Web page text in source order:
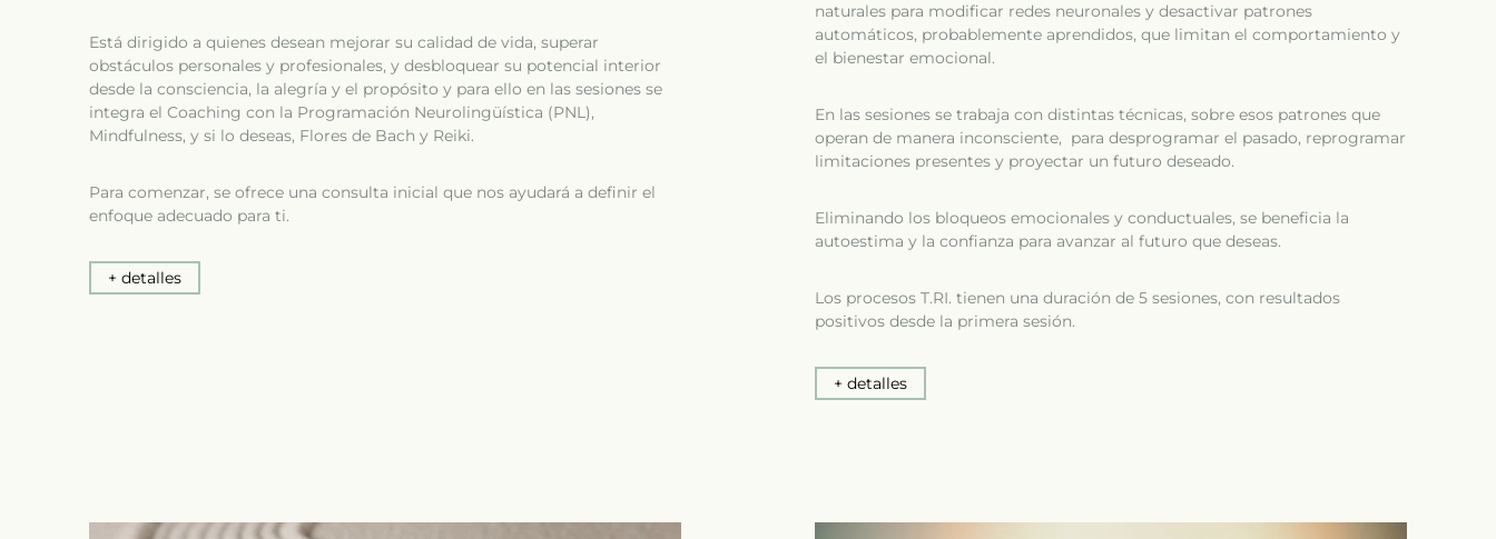
Está dirigido a quienes desean mejorar su calidad de vida, superar
obstáculos personales y profesionales, y desbloquear su potencial interior
desde la consciencia, la alegría y el propósito y para ello en las sesiones se
integra el Coaching con la Programación Neurolingüística (PNL),
Mindfulness, y si lo deseas, Flores de Bach y Reiki.
Para comenzar, se ofrece una consulta inicial que nos ayudará a definir el
enfoque adecuado para ti.
+ detalles
naturales para modificar redes neuronales y desactivar patrones
automáticos, probablemente aprendidos, que limitan el comportamiento y
el bienestar emocional.
En las sesiones se trabaja con distintas técnicas, sobre esos patrones que
operan de manera inconsciente, para desprogramar el pasado, reprogramar
limitaciones presentes y proyectar un futuro deseado.
Eliminando los bloqueos emocionales y conductuales, se beneficia la
autoestima y la confianza para avanzar al futuro que deseas.
Los procesos T.RI. tienen una duración de 5 sesiones, con resultados
positivos desde la primera sesión.
+ detalles